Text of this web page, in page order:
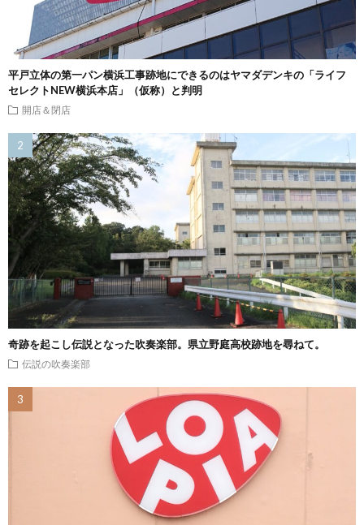
平戸立体の第一パン横浜工事跡地にできるのはヤマダデンキの「ライフ
セレクトNEW横浜本店」（仮称）と判明
開店＆閉店
奇跡を起こし伝説となった吹奏楽部。県立野庭高校跡地を尋ねて。
伝説の吹奏楽部